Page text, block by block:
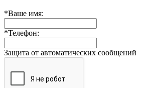
*Ваше имя:
*Телефон:
Защита от автоматических сообщений